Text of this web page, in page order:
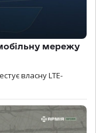
мережу
власну LTE-